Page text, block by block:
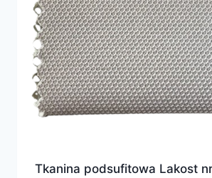
Tkanina podsufitowa Lakost